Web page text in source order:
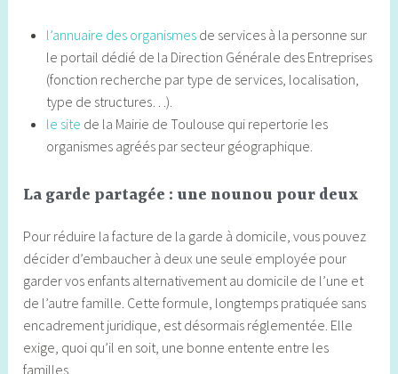
l’annuaire des organismesde services à la personne sur
le portail dédié de la Direction Générale des Entreprises
(fonction recherche par type de services, localisation,
type de structures…).
le site de la Mairie de Toulouse qui repertorie les
organismes agréés par secteur géographique.
La garde partagée : une nounou pour deux
Pour réduire la facture de la garde à domicile, vous pouvez
décider d’embaucher à deux une seule employée pour
garder vos enfants alternativement au domicile de l’une et
de l’autre famille. Cette formule, longtemps pratiquée sans
encadrement juridique, est désormais réglementée. Elle
exige, quoi qu’il en soit, une bonne entente entre les
familles.